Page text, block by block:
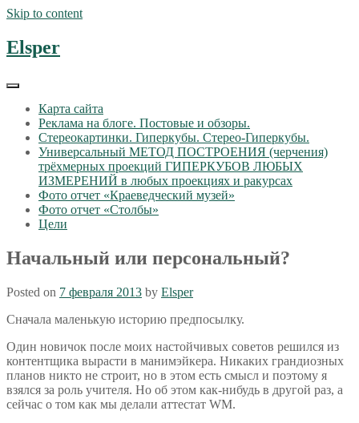
Skip to content
Elsper
Карта сайта
Реклама на блоге. Постовые и обзоры.
Стереокартинки. Гиперкубы. Стерео-Гиперкубы.
Универсальный МЕТОД ПОСТРОЕНИЯ (черчения)
трёхмерных проекций ГИПЕРКУБОВ ЛЮБЫХ
ИЗМЕРЕНИЙ в любых проекциях и ракурсах
Фото отчет «Краеведческий музей»
Фото отчет «Столбы»
Цели
Начальный или персональный?
Posted on 7 февраля 2013 by Elsper
Сначала маленькую историю предпосылку.
Один новичок после моих настойчивых советов решился из
контентщика вырасти в манимэйкера. Никаких грандиозных
планов никто не строит, но в этом есть смысл и поэтому я
взялся за роль учителя. Но об этом как-нибудь в другой раз, а
сейчас о том как мы делали аттестат WM.